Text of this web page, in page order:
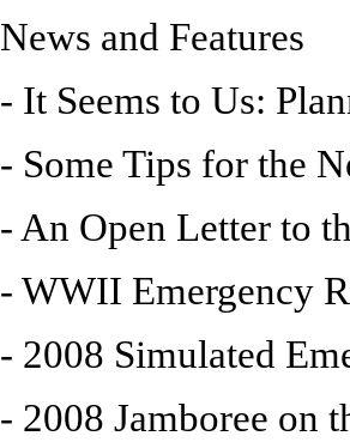
News and Features
- It Seems to Us:
- Some Tips for the
- An Open Letter to
- WWII Emergency
- 2008 Simulated
- 2008 Jamboree on